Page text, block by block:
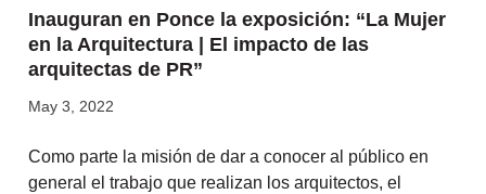
Inauguran en Ponce la exposición: “La Mujer
en la Arquitectura | El impacto de las
arquitectas de PR”
May 3, 2022
Como parte la misión de dar a conocer al público en
general el trabajo que realizan los arquitectos, el